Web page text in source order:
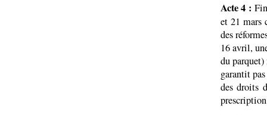
Acte 4 :
et 21 mars
des
16 avril,
du
garantit
des droits